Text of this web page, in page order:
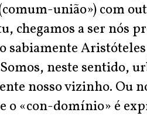
união») com
chegamos a ser nós
sabiamente
neste sentido,
nosso vizinho. Ou
o «con-domínio» é